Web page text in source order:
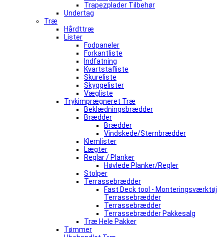
Trapezplader Tilbehør
Undertag
Træ
Hårdttræ
Lister
Fodpaneler
Forkantliste
Indfatning
Kvartstafliste
Skureliste
Skyggelister
Vægliste
Trykimprægneret Træ
Beklædningsbrædder
Brædder
Brædder
Vindskede/Sternbrædder
Klemlister
Lægter
Reglar / Planker
Høvlede Planker/Regler
Stolper
Terrassebrædder
Fast Deck tool - Monteringsværktøj
Terrassebrædder
Terrassebrædder
Terrassebrædder Pakkesalg
Træ Hele Pakker
Tømmer